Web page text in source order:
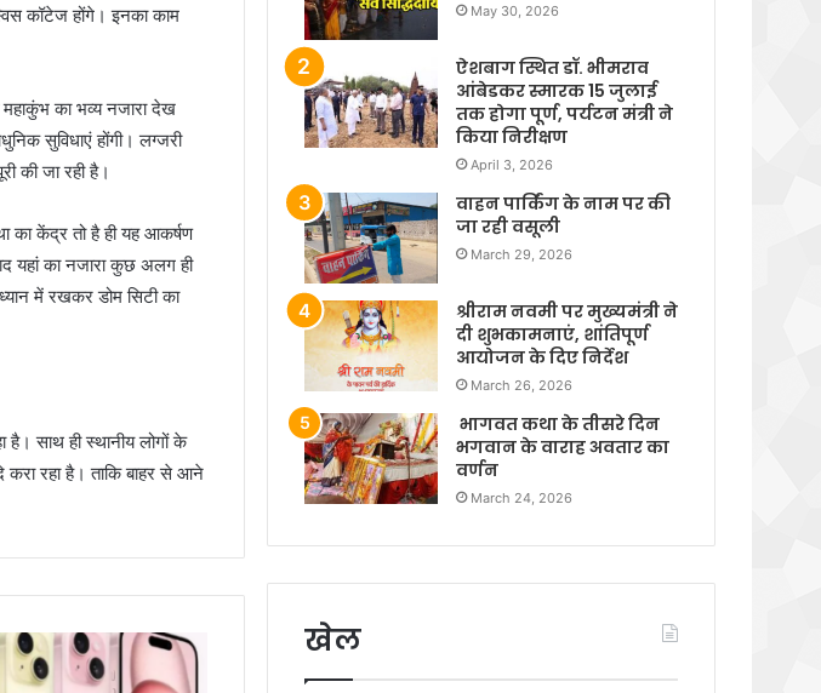
कॉटेज होंगे। इनका काम
का भव्य नजारा देख
सुविधाएं होंगी। लग्जरी
की जा रही है।
का केंद्र तो है ही यह आकर्षण
यहां का नजारा कुछ अलग ही
में रखकर डोम सिटी का
है। साथ ही स्थानीय लोगों के
करा रहा है। ताकि बाहर से आने
May 30, 2026
ऐशबाग स्थित डॉ. भीमराव
आंबेडकर स्मारक 15 जुलाई
तक होगा पूर्ण, पर्यटन मंत्री ने
किया निरीक्षण
April 3, 2026
वाहन पार्किंग के नाम पर की
जा रही वसूली
March 29, 2026
श्रीराम नवमी पर मुख्यमंत्री ने
दी शुभकामनाएं, शांतिपूर्ण
आयोजन के दिए निर्देश
March 26, 2026
भागवत कथा के तीसरे दिन
भगवान के वाराह अवतार का
वर्णन
March 24, 2026
खेल